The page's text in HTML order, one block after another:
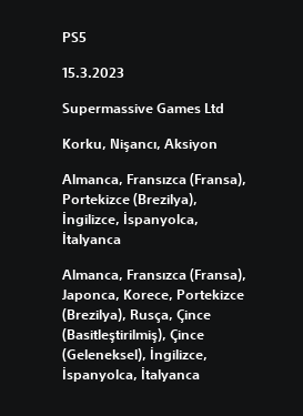
PS5
15.3.2023
Supermassive Games Ltd
Korku, Nişancı, Aksiyon
Almanca, Fransızca (Fransa),
Portekizce (Brezilya),
İngilizce, İspanyolca,
İtalyanca
Almanca, Fransızca (Fransa),
Japonca, Korece, Portekizce
(Brezilya), Rusça, Çince
(Basitleştirilmiş), Çince
(Geleneksel), İngilizce,
İspanyolca, İtalyanca